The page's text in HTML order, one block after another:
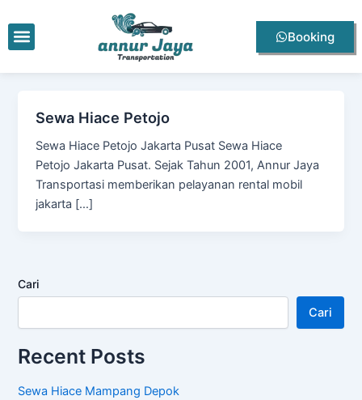
ke
konten
Menu Booking
Sewa Hiace Petojo
Sewa Hiace Petojo Jakarta Pusat Sewa Hiace
Petojo Jakarta Pusat. Sejak Tahun 2001, Annur Jaya
Transportasi memberikan pelayanan rental mobil
jakarta […]
Cari
Cari
Recent Posts
Sewa Hiace Mampang Depok